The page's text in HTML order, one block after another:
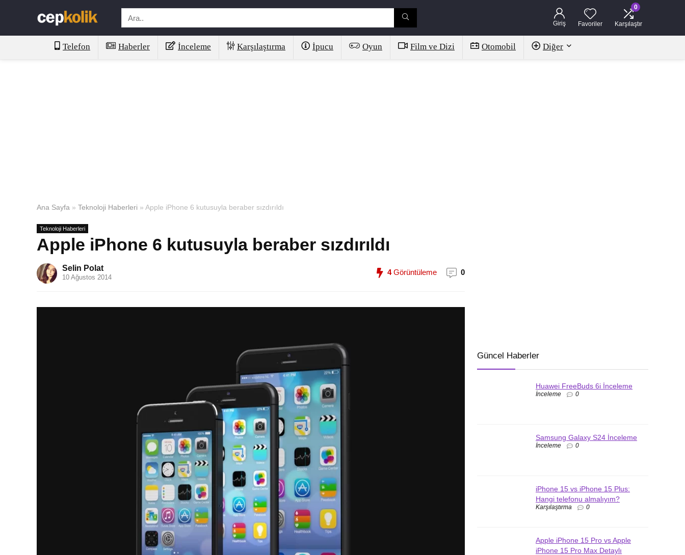
Giriş Favoriler
0
Karşılaştır
Telefon Haberler İnceleme Karşılaştırma İpucu Oyun Film ve Dizi Otomobil Diğer
Ana Sayfa » Teknoloji Haberleri » Apple iPhone 6 kutusuyla beraber sızdırıldı
Teknoloji Haberleri
Apple iPhone 6 kutusuyla beraber sızdırıldı
Selin Polat
10 Ağustos 2014
4Görüntüleme 0
Güncel Haberler
Huawei FreeBuds 6i İnceleme
İnceleme 0
Samsung Galaxy S24 İnceleme
İnceleme 0
iPhone 15 vs iPhone 15 Plus:
Hangi telefonu almalıyım?
Karşılaştırma 0
Apple iPhone 15 Pro vs Apple
iPhone 15 Pro Max Detaylı